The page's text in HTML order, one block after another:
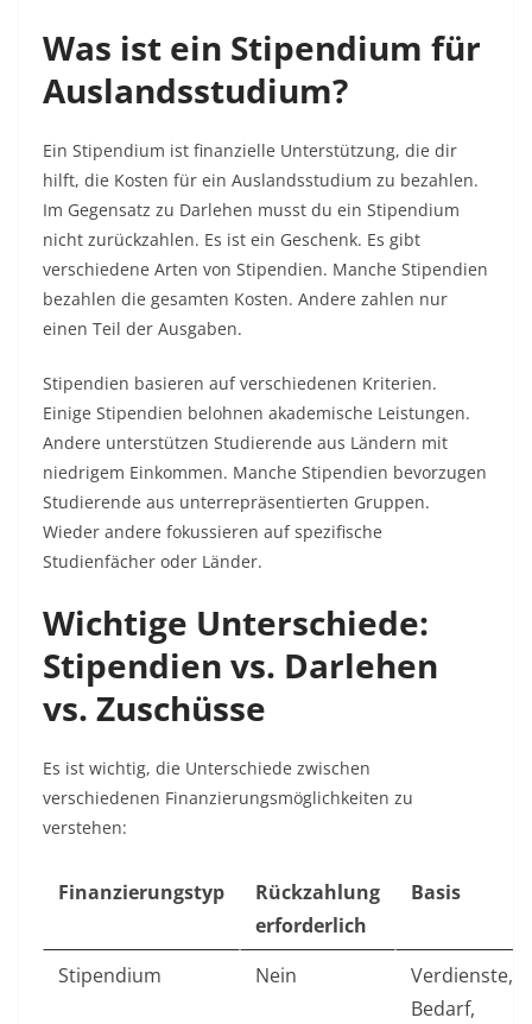
Was ist ein Stipendium für
Auslandsstudium?
Ein Stipendium ist finanzielle Unterstützung, die dir
hilft, die Kosten für ein Auslandsstudium zu bezahlen.
Im Gegensatz zu Darlehen musst du ein Stipendium
nicht zurückzahlen. Es ist ein Geschenk. Es gibt
verschiedene Arten von Stipendien. Manche Stipendien
bezahlen die gesamten Kosten. Andere zahlen nur
einen Teil der Ausgaben.​
Stipendien basieren auf verschiedenen Kriterien.
Einige Stipendien belohnen akademische Leistungen.
Andere unterstützen Studierende aus Ländern mit
niedrigem Einkommen. Manche Stipendien bevorzugen
Studierende aus unterrepräsentierten Gruppen.
Wieder andere fokussieren auf spezifische
Studienfächer oder Länder.​
Wichtige Unterschiede:
Stipendien vs. Darlehen
vs. Zuschüsse
Es ist wichtig, die Unterschiede zwischen
verschiedenen Finanzierungsmöglichkeiten zu
verstehen:
Finanzierungstyp
Rückzahlung
erforderlich
Basis
Stipendium Nein
Verdienste,
Bedarf,